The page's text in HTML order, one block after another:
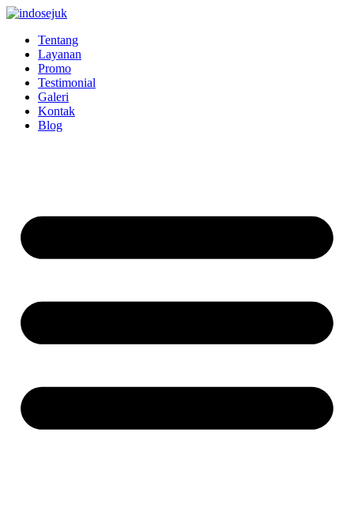
Skip
contentTentang
Layanan
Promo
Testimonial
Galeri
Kontak
Blog